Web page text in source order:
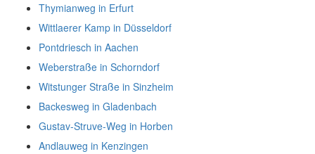
Thymianweg in Erfurt
Wittlaerer Kamp in Düsseldorf
Pontdriesch in Aachen
Weberstraße in Schorndorf
Witstunger Straße in Sinzheim
Backesweg in Gladenbach
Gustav-Struve-Weg in Horben
Andlauweg in Kenzingen